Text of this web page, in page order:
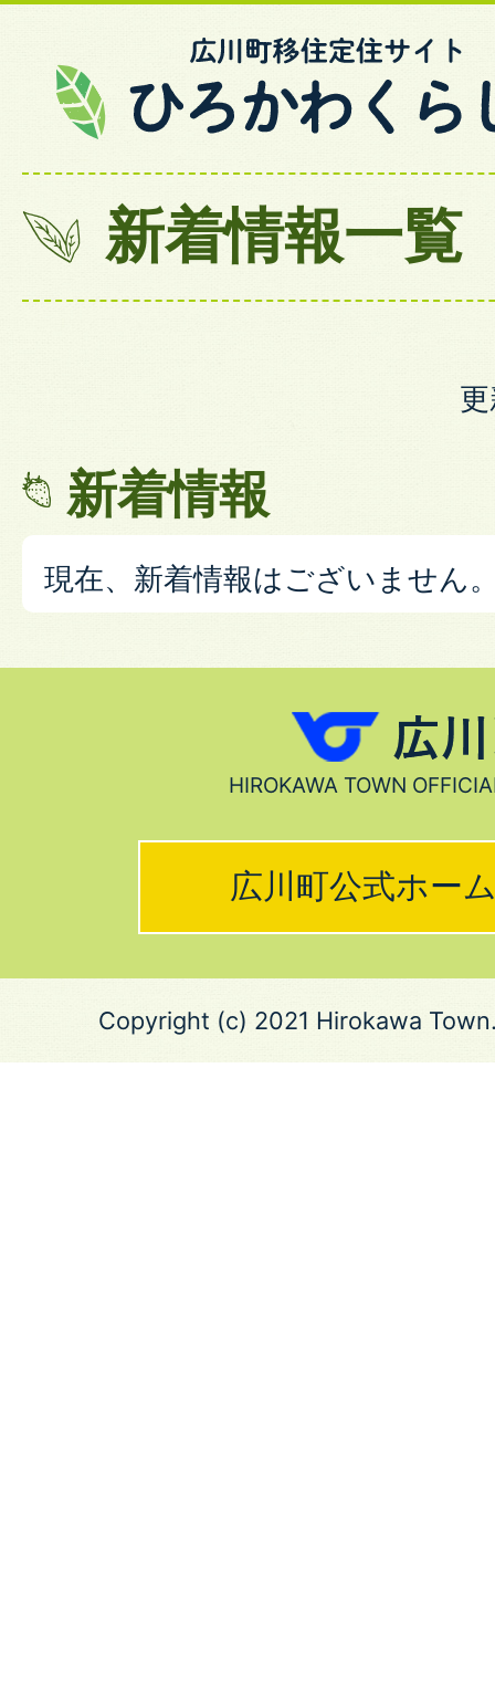
新着情報一覧
新着情報
現在、新着情報はございません
広
川
HIROKAWA TOWN
広川町公式ホー
Copyright (c) 2021 Hirokawa